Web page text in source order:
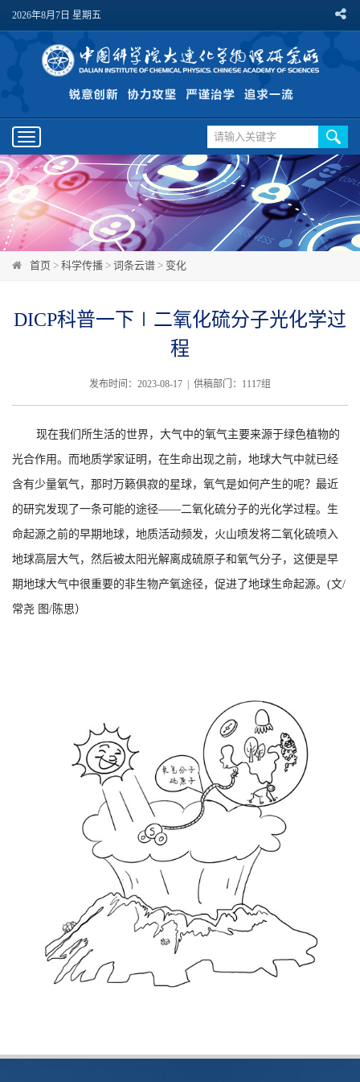
2026年8月7日 星期五
Toggle
navigation
首页 > 科学传播 > 词条云谱 > 变化
DICP科普一下∣二氧化硫分子光化学过
程
发布时间：2023-08-17 | 供稿部门：1117组
现在我们所生活的世界，大气中的氧气主要来源于绿色植物的
光合作用。而地质学家证明，在生命出现之前，地球大气中就已经
含有少量氧气，那时万籁俱寂的星球，氧气是如何产生的呢？最近
的研究发现了一条可能的途径——二氧化硫分子的光化学过程。生
命起源之前的早期地球，地质活动频发，火山喷发将二氧化硫喷入
地球高层大气，然后被太阳光解离成硫原子和氧气分子，这便是早
期地球大气中很重要的非生物产氧途径，促进了地球生命起源。 (文/
常尧 图/陈思）